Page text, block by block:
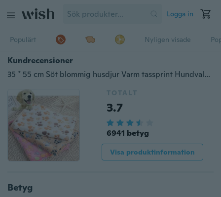
Logga in
Populärt Nyligen visade
Kundrecensioner
35 * 55 cm Söt blommig husdjur Varm tassprint Hundvalp Fleece Mjuka filtbäddar Mat
TOTALT
3.7
6941 betyg
Visa produktinformation
Betyg